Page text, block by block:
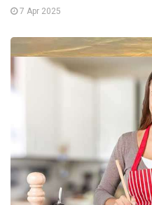
7 Apr 2025